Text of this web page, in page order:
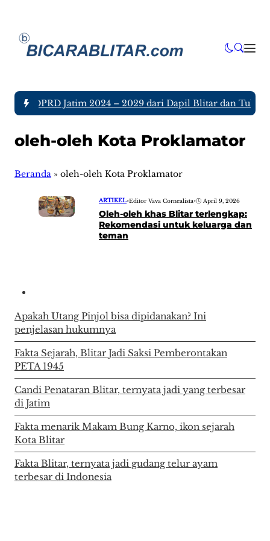
DPRD Jatim 2024 – 2029 dari Dapil Blitar dan
oleh-oleh Kota Proklamator
Beranda » oleh-oleh Kota Proklamator
ARTIKEL•Editor Vava Cornealista• April 9, 2026
Oleh-oleh khas Blitar terlengkap:
Rekomendasi untuk keluarga dan
teman
Apakah Utang Pinjol bisa dipidanakan? Ini
penjelasan hukumnya
Fakta Sejarah, Blitar Jadi Saksi Pemberontakan
PETA 1945
Candi Penataran Blitar, ternyata jadi yang terbesar
di Jatim
Fakta menarik Makam Bung Karno, ikon sejarah
Kota Blitar
Fakta Blitar, ternyata jadi gudang telur ayam
terbesar di Indonesia